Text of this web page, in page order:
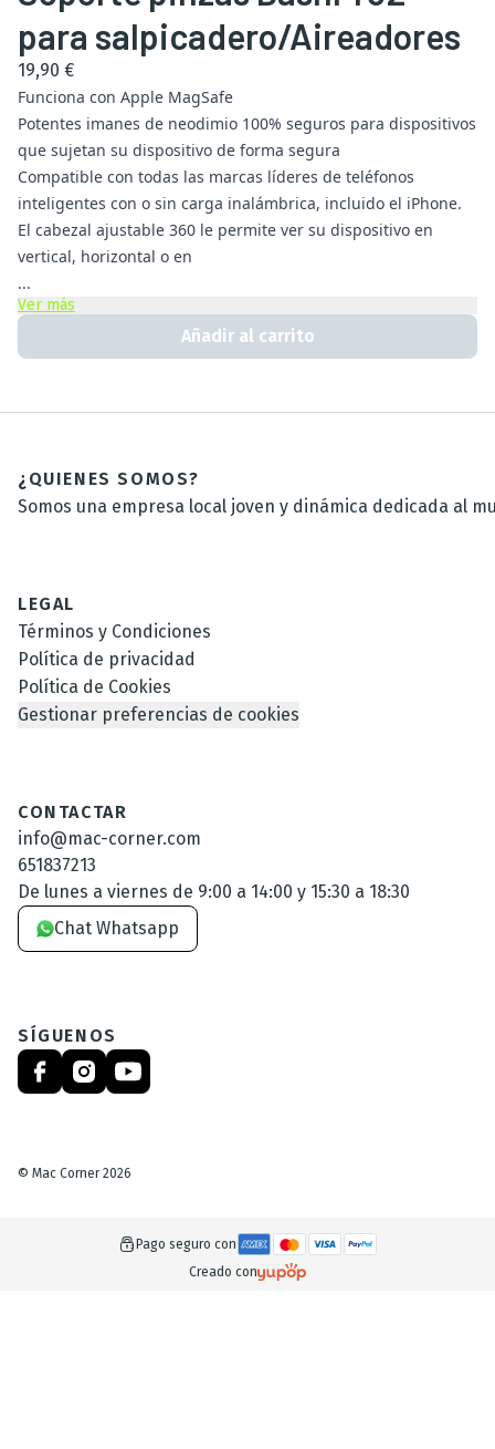
para salpicadero/Aireadores
19,90 €
Funciona con Apple MagSafe
Potentes imanes de neodimio 100% seguros para dispositivos
que sujetan su dispositivo de forma segura
Compatible con todas las marcas líderes de teléfonos
inteligentes con o sin carga inalámbrica, incluido el iPhone.
El cabezal ajustable 360 ​​le permite ver su dispositivo en
vertical, horizontal o en
...
Ver más
Añadir al carrito
¿QUIENES SOMOS?
Somos una empresa local joven y dinámica dedicada al
LEGAL
Términos y Condiciones
Política de privacidad
Política de Cookies
Gestionar preferencias de cookies
CONTACTAR
info@mac-corner.com
651837213
De lunes a viernes de 9:00 a 14:00 y 15:30 a 18:30
Chat Whatsapp
SÍGUENOS
© Mac Corner 2026
Pago seguro con
Creado con